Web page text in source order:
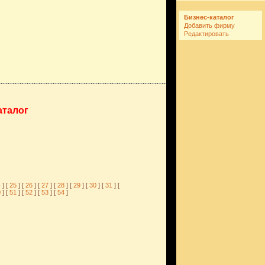
Бизнес-каталог
Добавить фирму
Редактировать
] [25 ] [26 ] [27 ] [28 ] [29 ] [30 ] [31 ] [
] [ 51 ] [ 52 ] [ 53 ] [ 54 ]